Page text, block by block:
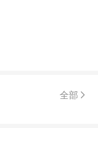
全部